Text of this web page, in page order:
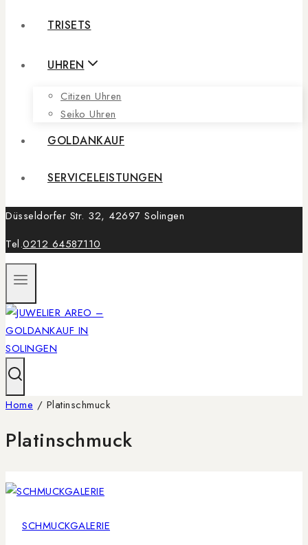
TRISETS
UHREN
Citizen Uhren
Seiko Uhren
GOLDANKAUF
SERVICELEISTUNGEN
Düsseldorfer Str. 32, 42697 Solingen
Tel.0212 64587110
Home / Platinschmuck
Platinschmuck
SCHMUCKGALERIE